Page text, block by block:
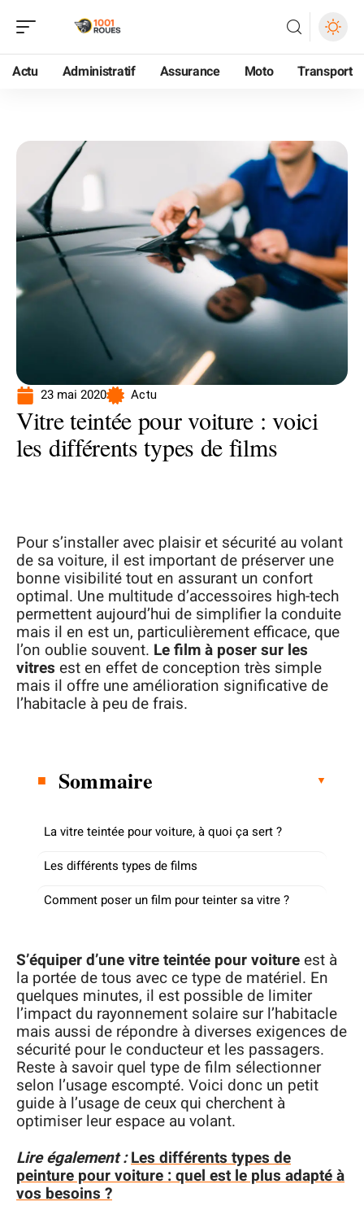
Actu Administratif Assurance Moto Transport
23 mai 2020 Actu
Vitre teintée pour voiture : voici
les différents types de films
Pour s’installer avec plaisir et sécurité au volant
de sa voiture, il est important de préserver une
bonne visibilité tout en assurant un confort
optimal. Une multitude d’accessoires high-tech
permettent aujourd’hui de simplifier la conduite
mais il en est un, particulièrement efficace, que
l’on oublie souvent. Le film à poser sur les
vitres est en effet de conception très simple
mais il offre une amélioration significative de
l’habitacle à peu de frais.
Sommaire
La vitre teintée pour voiture, à quoi ça sert ?
Les différents types de films
Comment poser un film pour teinter sa vitre ?
S’équiper d’une vitre teintée pour voitureest à
la portée de tous avec ce type de matériel. En
quelques minutes, il est possible de limiter
l’impact du rayonnement solaire sur l’habitacle
mais aussi de répondre à diverses exigences de
sécurité pour le conducteur et les passagers.
Reste à savoir quel type de film sélectionner
selon l’usage escompté. Voici donc un petit
guide à l’usage de ceux qui cherchent à
optimiser leur espace au volant.
Lire également : Les différents types de
peinture pour voiture : quel est le plus adapté à
vos besoins ?